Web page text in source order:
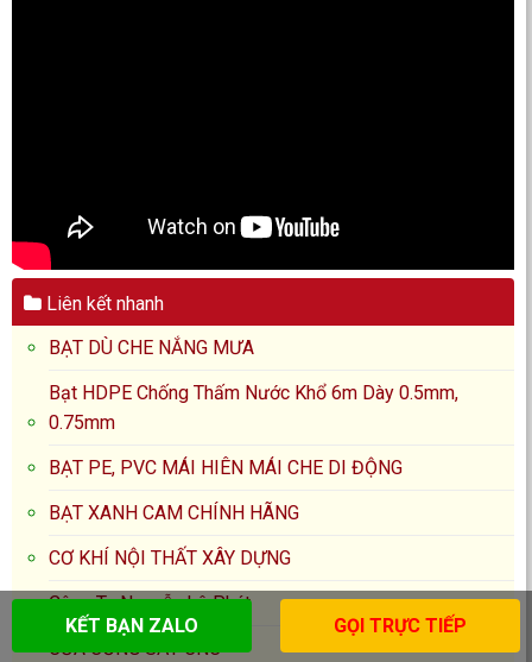
Liên kết nhanh
BẠT DÙ CHE NẮNG MƯA
Bạt HDPE Chống Thấm Nước Khổ 6m Dày 0.5mm,
0.75mm
BẠT PE, PVC MÁI HIÊN MÁI CHE DI ĐỘNG
BẠT XANH CAM CHÍNH HÃNG
CƠ KHÍ NỘI THẤT XÂY DỰNG
Công Ty Nguyễn Lê Phát
CỬA CỔNG SẮT CNC
KẾT BẠN ZALO GỌI TRỰC TIẾP